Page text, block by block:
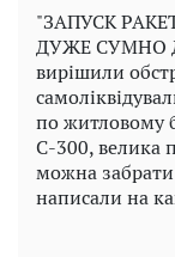
"ЗАПУСК
ДУЖЕ СУМНО
вирішили
по житловому
С-300, велика
можна
написали на